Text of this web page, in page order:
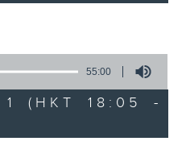
55:00
(HKT 18:05 -